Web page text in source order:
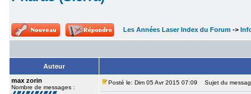
Les Années Laser Index du Forum ->
Auteur
max zorin
Nombre de messages :
Posté le: Dim 05 Avr 2015 07:09 Sujet du